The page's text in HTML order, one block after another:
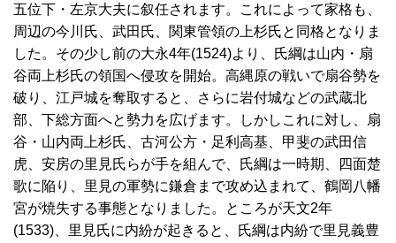
五位下・左京大夫に叙任されます。これによって家格も、
周辺の今川氏、武田氏、関東管領の上杉氏と同格となりま
した。その少し前の大永4年(1524)より、氏綱は山内・扇
谷両上杉氏の領国へ侵攻を開始。高縄原の戦いで扇谷勢を
破り、江戸城を奪取すると、さらに岩付城などの武蔵北
部、下総方面へと勢力を広げます。しかしこれに対し、扇
谷・山内両上杉氏、古河公方・足利高基、甲斐の武田信
虎、安房の里見氏らが手を組んで、氏綱は一時期、四面楚
歌に陥り、里見の軍勢に鎌倉まで攻め込まれて、鶴岡八幡
宮が焼失する事態となりました。ところが天文2年
(1533)、里見氏に内紛が起きると、氏綱は内紛で里見義豊